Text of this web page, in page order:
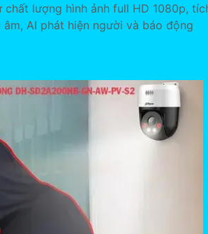
lượng hình ảnh full HD 1080p,
AI phát hiện người và báo động